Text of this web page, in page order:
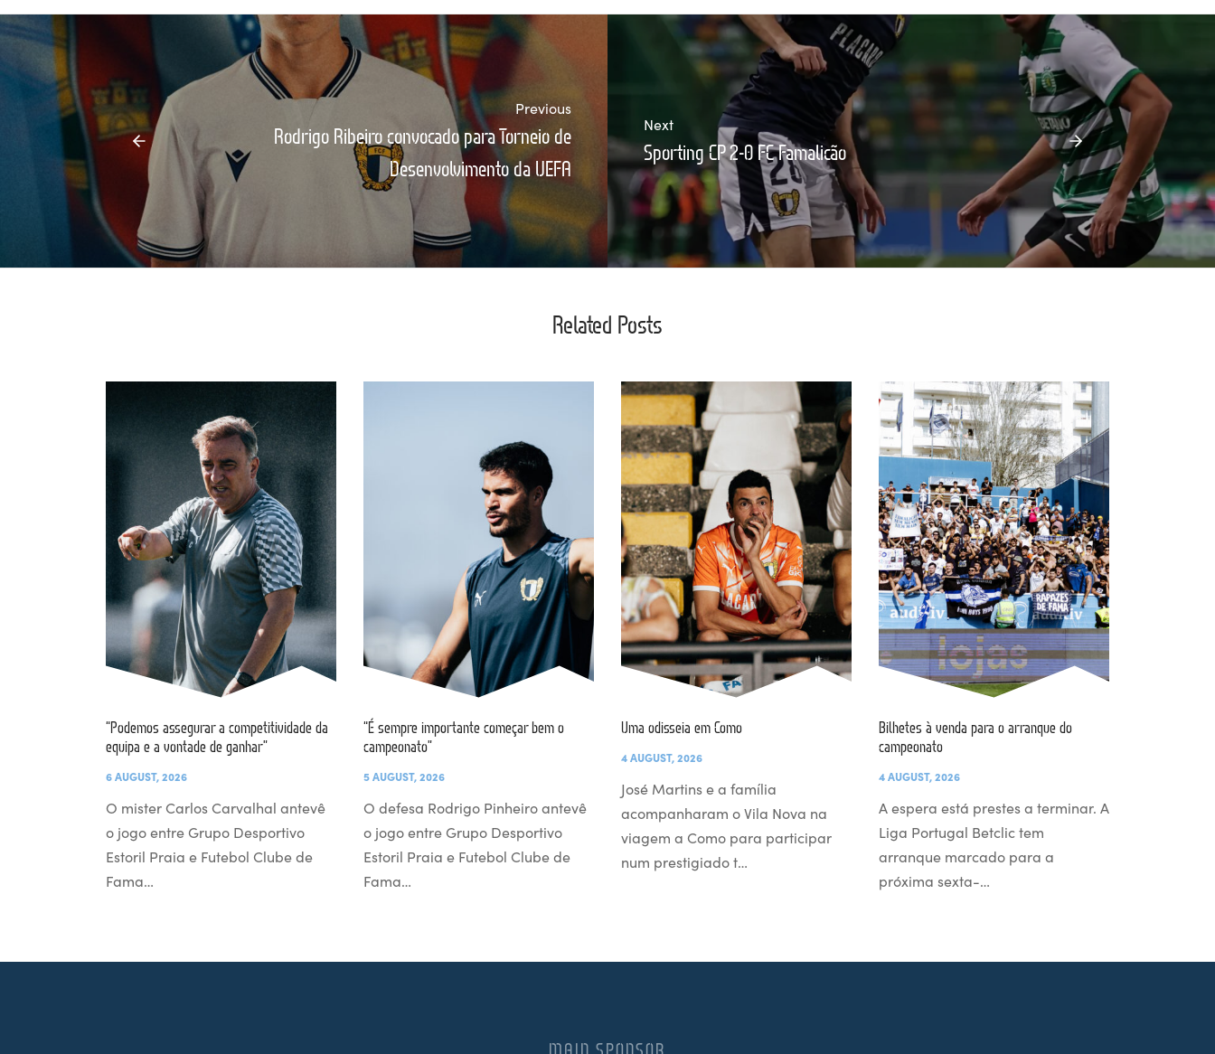
Previous
Rodrigo Ribeiro convocado para Torneio de
Desenvolvimento da UEFA
Next
Sporting CP 2-0 FC Famalicão
Related Posts
“Podemos assegurar a competitividade da
equipa e a vontade de ganhar”
6 AUGUST, 2026
O mister Carlos Carvalhal antevê
o jogo entre Grupo Desportivo
Estoril Praia e Futebol Clube de
Fama…
“É sempre importante começar bem o
campeonato”
5 AUGUST, 2026
O defesa Rodrigo Pinheiro antevê
o jogo entre Grupo Desportivo
Estoril Praia e Futebol Clube de
Fama…
Uma odisseia em Como
4 AUGUST, 2026
José Martins e a família
acompanharam o Vila Nova na
viagem a Como para participar
num prestigiado t…
Bilhetes à venda para o arranque do
campeonato
4 AUGUST, 2026
A espera está prestes a terminar. A
Liga Portugal Betclic tem
arranque marcado para a
próxima sexta-…